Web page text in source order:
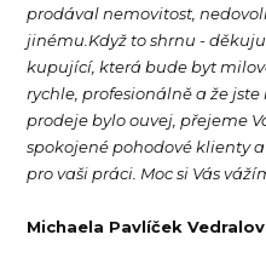
prodával nemovitost,
jinému.Když to shrnu -
kupující, která bude byt
rychle, profesionálně a že
prodeje bylo ouvej, přejeme
spokojené pohodové klienty
pro vaši práci. Moc si Vás
Michaela Pavlíček